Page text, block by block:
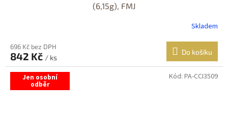
(6,15g), FMJ
Skladem
696 Kč bez DPH
842 Kč / ks
Do košíku
Jen osobní
odběr
Kód: PA-CCI3509